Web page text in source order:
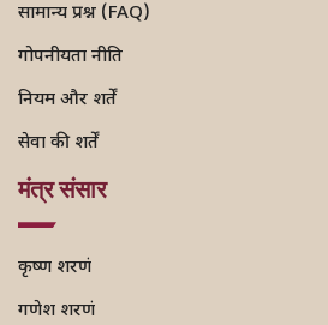
सामान्य प्रश्न (FAQ)
गोपनीयता नीति
नियम और शर्तें
सेवा की शर्तें
मंत्र संसार
कृष्ण शरणं
गणेश शरणं